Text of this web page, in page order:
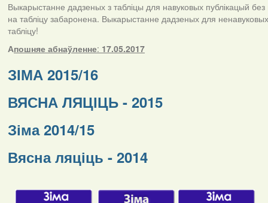
Выкарыстанне дадзеных з табліцы для навуковых публікацый без
на табліцу забаронена. Выкарыстанне дадзеных для
табліцу!
Апошняе абнаўленне: 17.05.2017
ЗІМА 2015/16
ВЯСНА ЛЯЦІЦЬ - 2015
Зіма 2014/15
Вясна ляціць - 2014